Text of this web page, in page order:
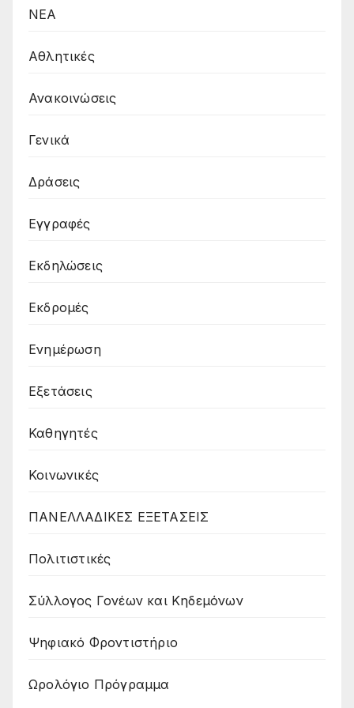
NEA
Αθλητικές
Ανακοινώσεις
Γενικά
Δράσεις
Εγγραφές
Εκδηλώσεις
Εκδρομές
Ενημέρωση
Εξετάσεις
Καθηγητές
Κοινωνικές
ΠΑΝΕΛΛΑΔΙΚΕΣ ΕΞΕΤΑΣΕΙΣ
Πολιτιστικές
Σύλλογος Γονέων και Κηδεμόνων
Ψηφιακό Φροντιστήριο
Ωρολόγιο Πρόγραμμα